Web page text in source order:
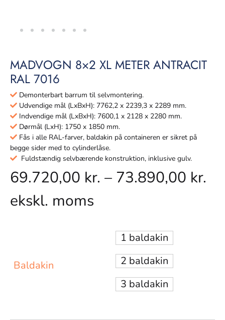
MADVOGN 8×2 XL METER ANTRACIT
RAL 7016
Demonterbart barrum til selvmontering.
Udvendige mål (LxBxH): 7762,2 x 2239,3 x 2289 mm.
Indvendige mål (LxBxH): 7600,1 x 2128 x 2280 mm.
Dørmål (LxH): 1750 x 1850 mm.
Fås i alle RAL-farver, baldakin på containeren er sikret på
begge sider med to cylinderlåse.
Fuldstændig selvbærende konstruktion, inklusive gulv.
69.720,00 kr. – 73.890,00 kr.
ekskl. moms
Baldakin
1 baldakin
2 baldakin
3 baldakin